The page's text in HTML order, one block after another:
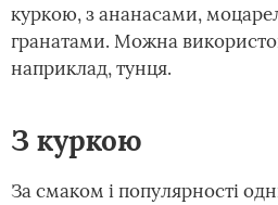
куркою, з ананасами,
гранатами. Можна
наприклад, тунця.
З куркою
За смаком і популярності